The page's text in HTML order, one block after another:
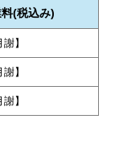
(税込み)
】
】
】